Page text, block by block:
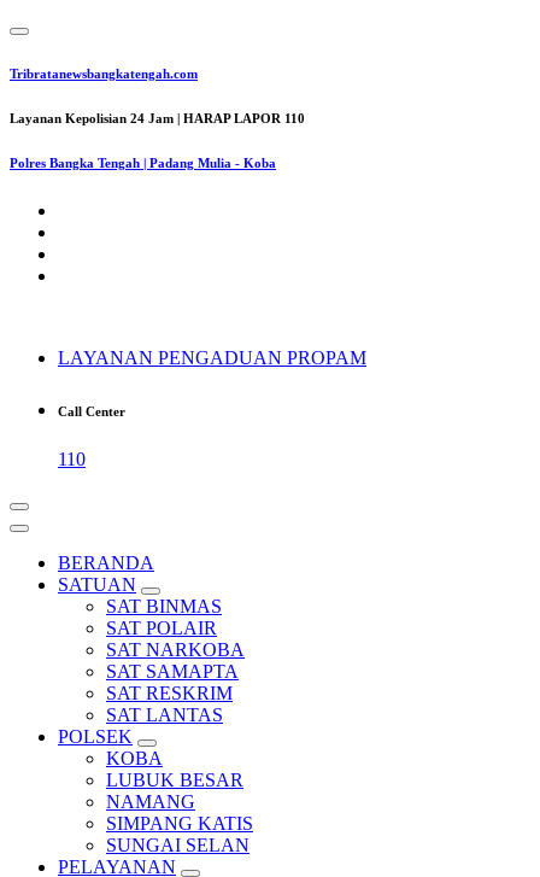
Tribratanewsbangkatengah.com
Layanan Kepolisian 24 Jam | HARAP LAPOR 110
Polres Bangka Tengah | Padang Mulia - Koba
LAYANAN PENGADUAN PROPAM
Call Center
110
BERANDA
SATUAN
SAT BINMAS
SAT POLAIR
SAT NARKOBA
SAT SAMAPTA
SAT RESKRIM
SAT LANTAS
POLSEK
KOBA
LUBUK BESAR
NAMANG
SIMPANG KATIS
SUNGAI SELAN
PELAYANAN